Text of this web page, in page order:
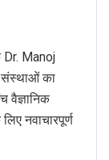
Dr. Manoj
संस्थाओं का
वैज्ञानिक
नवाचारपूर्ण